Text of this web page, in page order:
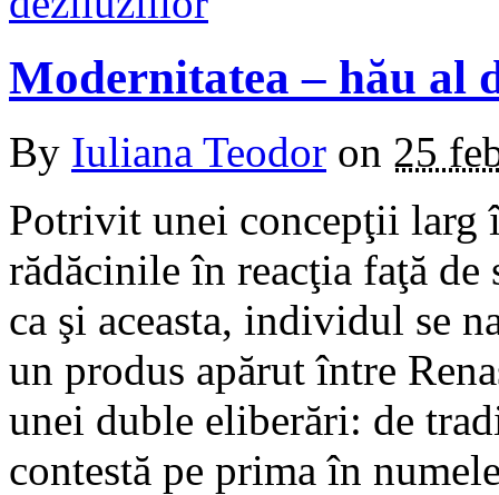
Modernitatea – hău al
By Iuliana Teodor on 25
Potrivit unei concepţii larg
rădăcinile în reacţia faţă
ca şi aceasta, individul se
un produs apărut între
unei duble eliberări: de
contestă pe prima în